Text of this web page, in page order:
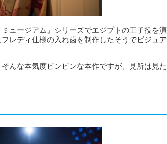
ュージアム』シリーズでエジプトの王子役を演
レディ仕様の入れ歯を制作したそうでビジュア
んな本気度ビンビンな本作ですが、見所は見た